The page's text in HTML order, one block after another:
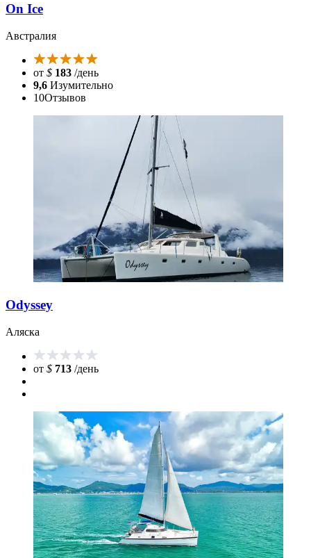
On Ice
Австралия
от $ 183 /день
9,6 Изумительно
10Отзывов
Odyssey
Аляска
от $ 713 /день